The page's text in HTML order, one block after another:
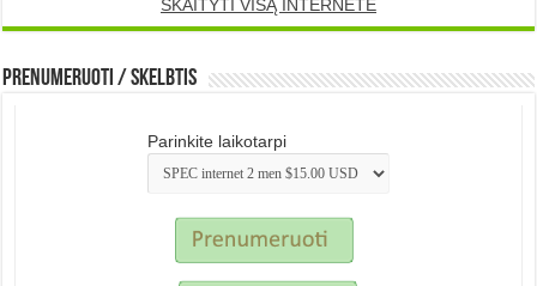
SKAITYTI VISĄ INTERNETE
Prenumeruoti / Skelbtis
Parinkite laikotarpi